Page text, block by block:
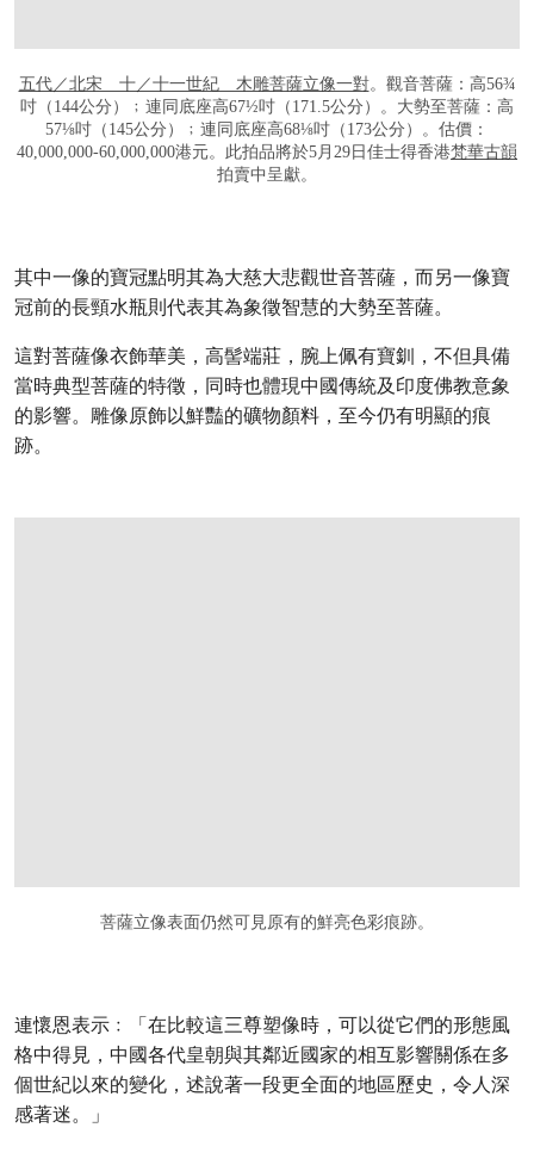
五代／北宋 十／十一世紀 木雕菩薩立像一對。觀音菩薩：高56¾
吋（144公分）﹔連同底座高67½吋（171.5公分）。大勢至菩薩：高
57⅛吋（145公分）﹔連同底座高68⅛吋（173公分）。估價：
40,000,000-60,000,000港元。此拍品將於5月29日佳士得香港梵華古韻
拍賣中呈獻。
其中一像的寶冠點明其為大慈大悲觀世音菩薩，而另一像寶
冠前的長頸水瓶則代表其為象徵智慧的大勢至菩薩。
這對菩薩像衣飾華美，高髻端莊，腕上佩有寶釧，不但具備
當時典型菩薩的特徵，同時也體現中國傳統及印度佛教意象
的影響。雕像原飾以鮮豔的礦物顏料，至今仍有明顯的痕
跡。
菩薩立像表面仍然可見原有的鮮亮色彩痕跡。
連懷恩表示﹕「在比較這三尊塑像時，可以從它們的形態風
格中得見，中國各代皇朝與其鄰近國家的相互影響關係在多
個世紀以來的變化，述說著一段更全面的地區歷史，令人深
感著迷。」